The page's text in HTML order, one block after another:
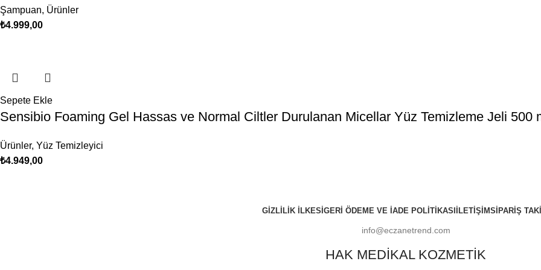
Şampuan, Ürünler
₺4.999,00
Sepete Ekle
Sensibio Foaming Gel Hassas ve Normal Ciltler Durulanan Micellar Yüz Temizleme Jeli 500
Ürünler, Yüz Temizleyici
₺4.949,00
GIZLILIK İLKESI GERI ÖDEME VE İADE POLITIKASI İLETIŞIMSIPARIŞ
info@eczanetrend.com
HAK MEDİKAL KOZMETİK